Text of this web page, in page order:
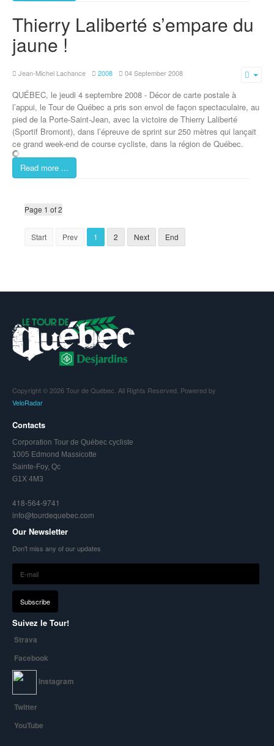
Thierry Laliberté s’empare du
jaune !
Jean-Michel Lachance 2008 04 September 2008
QUÉBEC, le jeudi 4 septembre 2008 - Décor de carte postale à
l’appui, le Tour de Québec a pris son envol de façon spectaculaire, au
pied de la Porte-Saint-Jean, avec la victoire de Thierry Laliberté
(Sportif Bromont), dans l’épreuve de sprint sur 250 mètres qui lançait
ce grand week-end de course cycliste, dans la région de Québec.
Read more ...
Page 1 of 2
Start Prev 1 2 Next End
Copyright © 2026 Tour de Québec. All Rights Reserved. Powered by
VeloRadar
Contacts
Corporation Tour de Québec cycliste
1005 Edmond Massicotte
Sainte-Foy, Qc
G1X 4M3
418-564-9741
info@tourdequebec.com
Our Newsletter
Don't miss any of our updates
Suivez le Tour!
Strava
Facebook
Instagram
Twitter
YouTube